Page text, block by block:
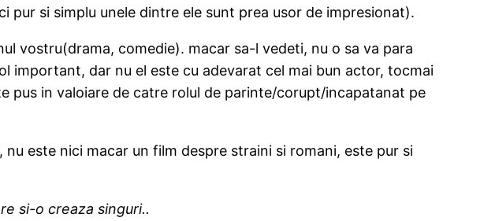
si simplu unele dintre ele sunt prea usor de impresionat).
vostru(drama, comedie). macar sa-l vedeti, nu o sa va para
important, dar nu el este cu adevarat cel mai bun actor, tocmai
pus in valoiare de catre rolul de parinte/corupt/incapatanat pe
este nici macar un film despre straini si romani, este pur si
si-o creaza singuri..